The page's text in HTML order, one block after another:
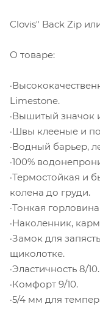
Clovis" Back Zip
О товаре:
Limestone.
·Вышитый значок
·Швы клееные и
·Водный барьер,
·100%
·Термостойкая и
колена до груди.
·Тонкая
·Наколенник,
·Замок для
щиколотке.
·Эластичность 8/10.
·Комфорт 9/10.
·5/4 мм для